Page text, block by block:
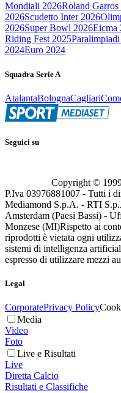
Mondiali 2026Roland Garros
2026Scudetto Inter 2026
2026Super Bowl 2026Eicma
Riding Fest 2025
2024Euro 2024
Squadra Serie A
AtalantaBolognaCagliari
Seguici su
Copyright ©
P.Iva 03976881007 - Tutti i
Mediamond S.p.A. - RTI
Amsterdam (Paesi Bassi) -
Monzese (MI)Rispetto ai
riprodotti è vietata ogni
sistemi di intelligenza
espresso di utilizzare mezzi
Legal
CorporatePrivacy Policy
Media
Video
Foto
Live e Risultati
Live
Diretta Calcio
Risultati e Classifiche